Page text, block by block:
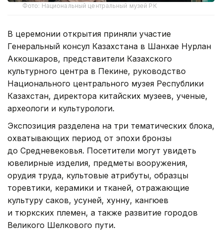
Фото: Национальный центральный музей РК
В церемонии открытия приняли участие
Генеральный консул Казахстана в Шанхае Нурлан
Аккошкаров, представители Казахского
культурного центра в Пекине, руководство
Национального центрального музея Республики
Казахстан, директора китайских музеев, ученые,
археологи и культурологи.
Экспозиция разделена на три тематических блока,
охватывающих период от эпохи бронзы
до Средневековья. Посетители могут увидеть
ювелирные изделия, предметы вооружения,
орудия труда, культовые атрибуты, образцы
торевтики, керамики и тканей, отражающие
культуру саков, усуней, хунну, кангюев
и тюркских племен, а также развитие городов
Великого Шелкового пути.